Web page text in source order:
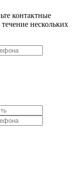
контактные
нескольких